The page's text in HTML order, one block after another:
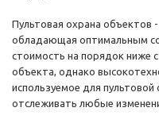
Пультовая охрана объектов -
обладающая оптимальным
стоимость на порядок ниже
объекта, однако
используемое для
отслеживать любые